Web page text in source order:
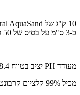
כ-3 ס"מ על בסיס של 50 ס"מ על 50 ס"מ.
מעודד PH יציב בטווח 8.1-8.4.
מכיל 99% קלציום קרבונט.